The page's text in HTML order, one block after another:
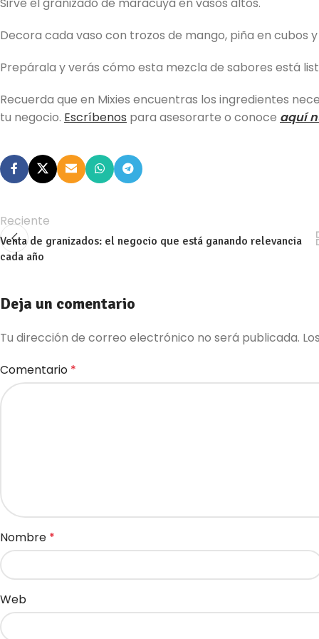
Decora cada vaso con trozos de mango, piña en
Prepárala y verás cómo esta mezcla de sabores está
Recuerda que en Mixies encuentras los ingredientes
tu negocio. Escríbenos para asesorarte o conoce aquí
Reciente
Venta de granizados: el negocio que está ganando relevancia
cada año
Deja un comentario
Tu dirección de correo electrónico no será publicada.
Comentario *
Nombre *
Web